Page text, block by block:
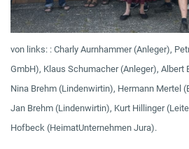
von links: : Charly Aurnhammer (Anleger),
GmbH), Klaus Schumacher (Anleger), Albert
Nina Brehm (Lindenwirtin), Hermann Mertel
Jan Brehm (Lindenwirtin), Kurt Hillinger
Hofbeck (HeimatUnternehmen Jura).